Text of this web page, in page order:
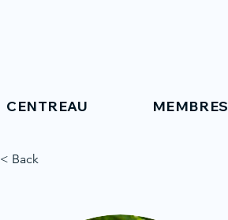
CENTREAU MEMBRES
< Back